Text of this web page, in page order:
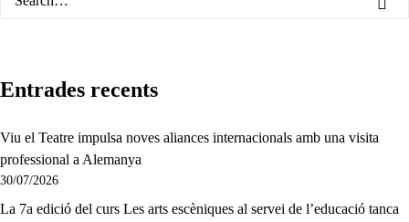
Entrades recents
Viu el Teatre impulsa noves aliances internacionals amb una visita
professional a Alemanya
30/07/2026
La 7a edició del curs Les arts escèniques al servei de l’educació tanca